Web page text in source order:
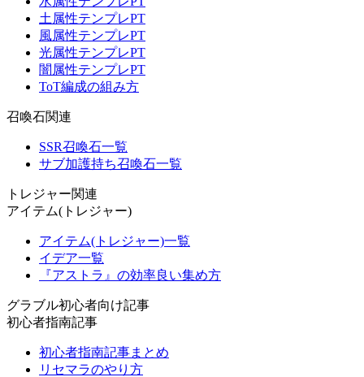
土属性テンプレPT
風属性テンプレPT
光属性テンプレPT
闇属性テンプレPT
ToT編成の組み方
召喚石関連
SSR召喚石一覧
サブ加護持ち召喚石一覧
トレジャー関連
アイテム(トレジャー)
アイテム(トレジャー)一覧
イデア一覧
『アストラ』の効率良い集め方
グラブル初心者向け記事
初心者指南記事
初心者指南記事まとめ
リセマラのやり方